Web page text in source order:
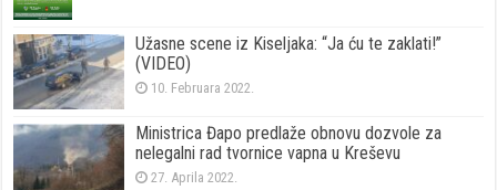
Užasne scene iz Kiseljaka: “Ja ću te zaklati!”
(VIDEO)
10. Februara 2022.
Ministrica Đapo predlaže obnovu dozvole za
nelegalni rad tvornice vapna u Kreševu
27. Aprila 2022.